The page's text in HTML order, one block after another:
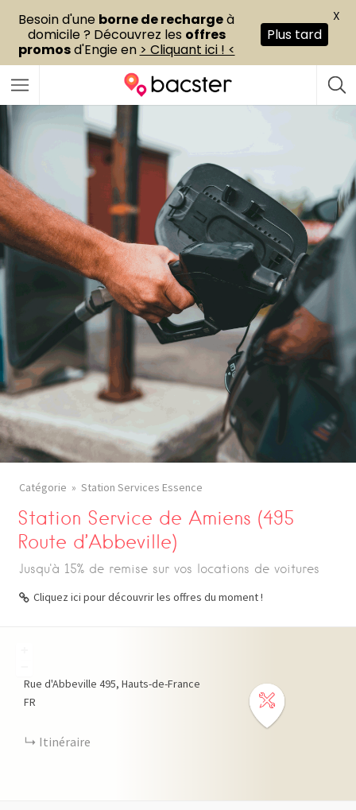
Catégorie Station Services Essence
Station Service de Amiens (495
Route d’Abbeville)
Jusqu'à 15% de remise sur vos locations de voitures
Cliquez ici pour découvrir les offres du moment !
Rue d'Abbeville 495 Hauts-de-France
FR
Itinéraire
Besoin d'une borne de rechargeà
domicile ? Découvrez les offres
promosd'Engie en > Cliquant ici ! <
Plus tard
X